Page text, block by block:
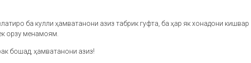
ба кулли ҳамватанони азиз табрик гуфта, ба ҳар як хонадони кишвар
орзу менамоям.
бошад, ҳамватанони азиз!